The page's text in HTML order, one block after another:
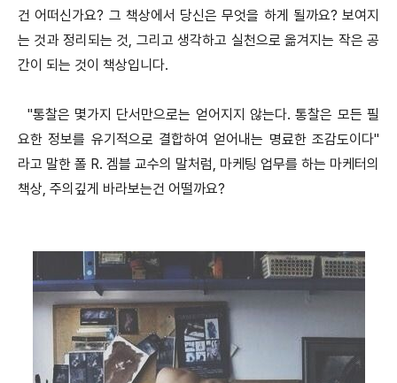
건 어떠신가요? 그 책상에서 당신은 무엇을 하게 될까요? 보여지
는 것과 정리되는 것, 그리고 생각하고 실천으로 옮겨지는 작은 공
간이 되는 것이 책상입니다.
"통찰은 몇가지 단서만으로는 얻어지지 않는다. 통찰은 모든 필
요한 정보를 유기적으로 결합하여 얻어내는 명료한 조감도이다"
라고 말한 폴 R. 겜블 교수의 말처럼, 마케팅 업무를 하는 마케터의
책상, 주의깊게 바라보는건 어떨까요?